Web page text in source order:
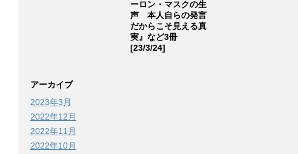
ーロン・マスクの生
声 本人自らの発言
だからこそ見える真
実』など3冊
[23/3/24]
アーカイブ
2023年3月
2022年12月
2022年11月
2022年10月